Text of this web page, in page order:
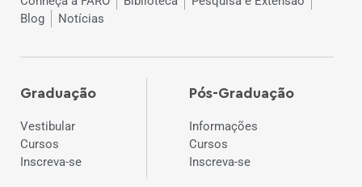
Blog
Notícias
Graduação
Vestibular
Cursos
Inscreva-se
Pós-Graduação
Informações
Cursos
Inscreva-se